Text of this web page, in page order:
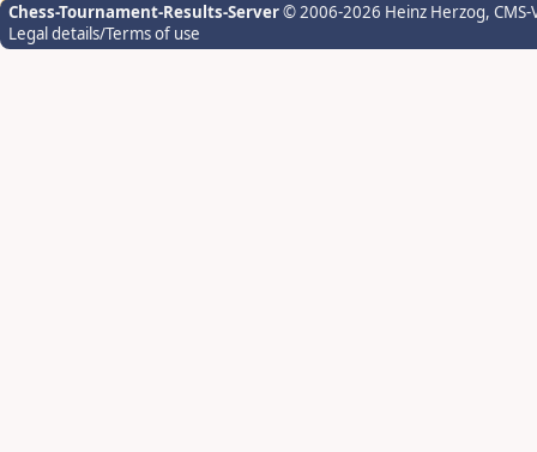
Chess-Tournament-Results-Server© 2006-2026 Heinz Herzog,
Legal details/Terms of use